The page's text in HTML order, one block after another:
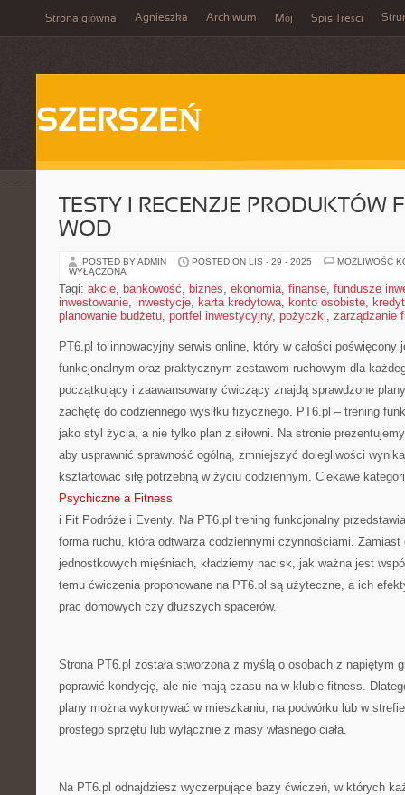
Strona główna Agnieszka Archiwum Mój Spis Treści
SZERSZEŃ
TESTY I RECENZJE PRODUKTÓW
WOD
POSTED BY ADMIN POSTED ON LIS - 29 - 2025
MOŻLIWOŚĆ
WYŁĄCZONA
Tagi: akcje, bankowość, biznes, ekonomia, finanse, fundusze
inwestowanie, inwestycje, karta kredytowa, konto osobiste,
planowanie budżetu, portfel inwestycyjny, pożyczki, zarządzanie
PT6.pl to innowacyjny serwis online, który w całości poświęcony
funkcjonalnym oraz praktycznym zestawom ruchowym dla
początkujący i zaawansowany ćwiczący znajdą sprawdzone
zachętę do codziennego wysiłku fizycznego. PT6.pl – trening
jako styl życia, a nie tylko plan z siłowni. Na stronie
aby usprawnić sprawność ogólną, zmniejszyć dolegliwości
kształtować siłę potrzebną w życiu codziennym. Ciekawe
Psychiczne a Fitness
i Fit Podróże i Eventy. Na PT6.pl trening funkcjonalny
forma ruchu, która odtwarza codziennymi czynnościami.
jednostkowych mięśniach, kładziemy nacisk, jak ważna jest
temu ćwiczenia proponowane na PT6.pl są użyteczne, a ich
prac domowych czy dłuższych spacerów.
Strona PT6.pl została stworzona z myślą o osobach z napiętym
poprawić kondycję, ale nie mają czasu na w klubie fitness.
plany można wykonywać w mieszkaniu, na podwórku lub w
prostego sprzętu lub wyłącznie z masy własnego ciała.
Na PT6.pl odnajdziesz wyczerpujące bazy ćwiczeń, w których